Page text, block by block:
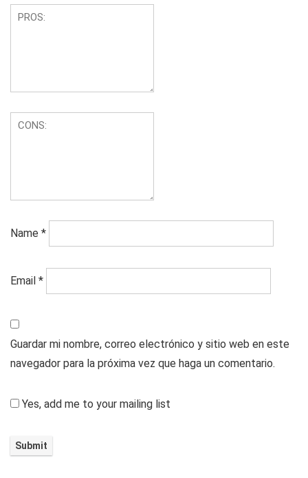
Name *
Email *
Guardar mi nombre, correo electrónico y sitio web en este
navegador para la próxima vez que haga un comentario.
Yes, add me to your mailing list